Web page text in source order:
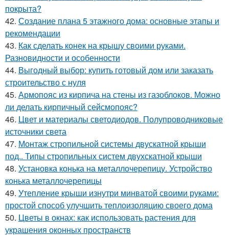
покрыта?
42. Создание плана 5 этажного дома: основные этапы и
рекомендации
43. Как сделать конек на крышу своими руками.
Разновидности и особенности
44. Выгодный выбор: купить готовый дом или заказать
строительство с нуля
45. Армопояс из кирпича на стены из газоблоков. Можно
ли делать кирпичный сейсмопояс?
46. Цвет и материалы светодиодов. Полупроводниковые
источники света
47. Монтаж стропильной системы двускатной крыши
под.. Типы стропильных систем двухскатной крыши
48. Установка конька на металлочерепицу. Устройство
конька металлочерепицы
49. Утепление крыши изнутри минватой своими руками:
простой способ улучшить теплоизоляцию своего дома
50. Цветы в окнах: как использовать растения для
украшения оконных пространств